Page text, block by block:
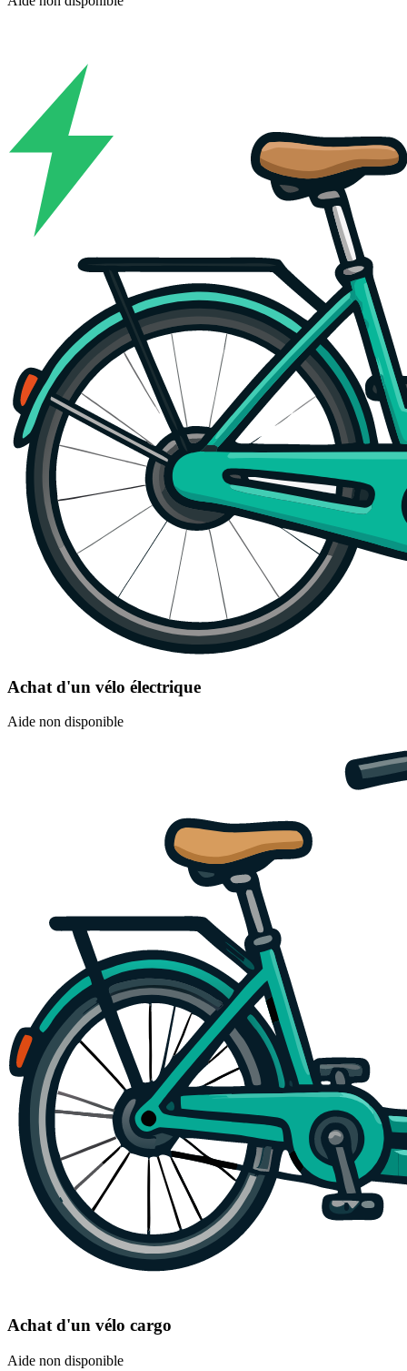
Achat d'un vélo électrique
Aide non disponible
Achat d'un vélo cargo
Aide non disponible